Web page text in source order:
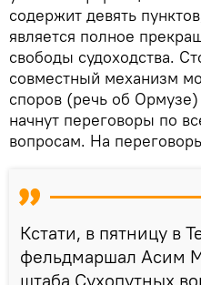
содержит девять
является полное
свободы судоходства.
совместный механизм
споров (речь об
начнут переговоры по
вопросам. На
Кстати, в пятницу в
фельдмаршал Асим
штаба Сухопутных